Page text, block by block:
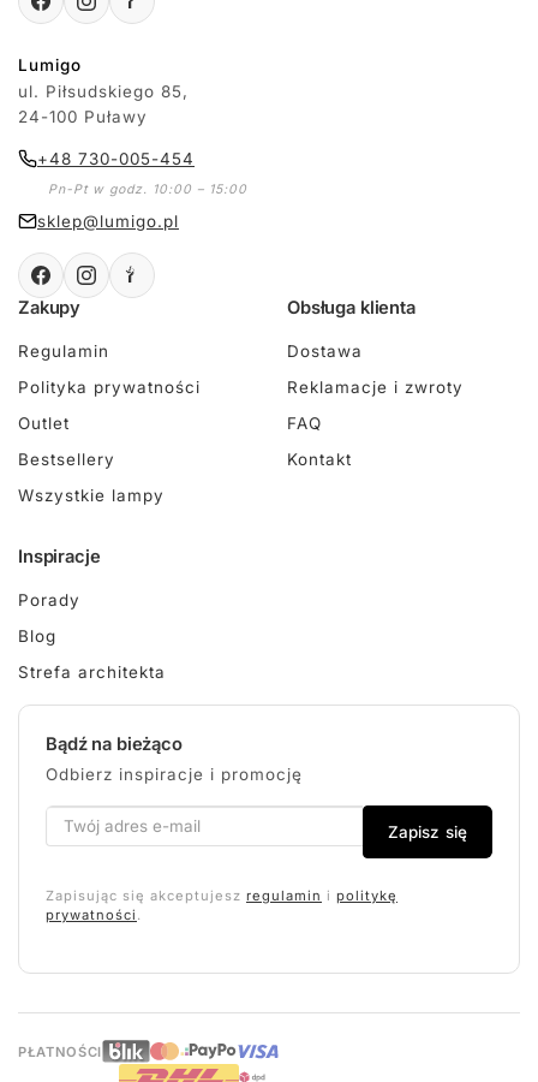
Lumigo
ul. Piłsudskiego 85,
24-100 Puławy
+48 730-005-454
Pn-Pt w godz. 10:00 – 15:00
sklep@lumigo.pl
Zakupy
Regulamin
Polityka prywatności
Outlet
Bestsellery
Wszystkie lampy
Obsługa klienta
Dostawa
Reklamacje i zwroty
FAQ
Kontakt
Inspiracje
Porady
Blog
Strefa architekta
Bądź na bieżąco
Odbierz inspiracje i promocję
Zapisz się
Zapisując się akceptujesz regulamin i politykę
prywatności .
PŁATNOŚCI